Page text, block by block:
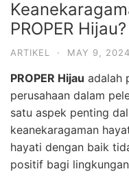
PROPER Hijau?
ARTIKEL · MAY 9, 2024
PROPER Hijau adalah
perusahaan dalam
satu aspek penting
keanekaragaman
hayati dengan baik
positif bagi